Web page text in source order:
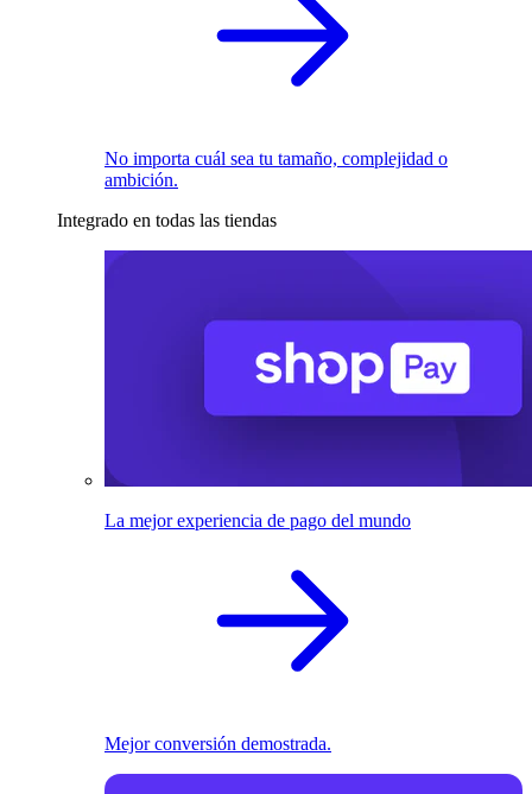
No importa cuál sea tu tamaño, complejidad o
ambición.
Integrado en todas las tiendas
La mejor experiencia de pago del mundo
Mejor conversión demostrada.